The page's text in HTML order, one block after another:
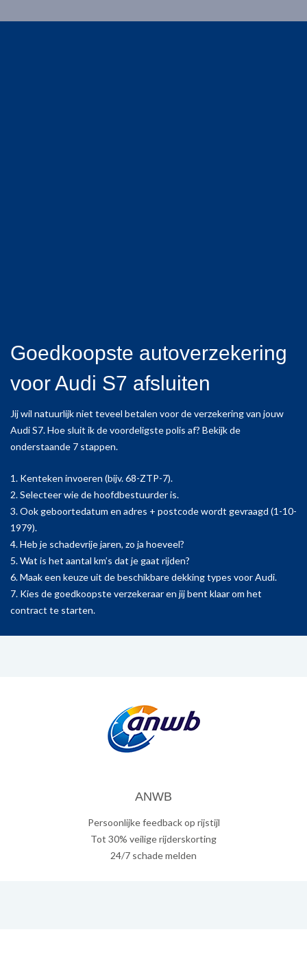
Goedkoopste autoverzekering
voor Audi S7 afsluiten
Jij wil natuurlijk niet teveel betalen voor de verzekering van jouw
Audi S7. Hoe sluit ik de voordeligste polis af? Bekijk de
onderstaande 7 stappen.
1. Kenteken invoeren (bijv. 68-ZTP-7).
2. Selecteer wie de hoofdbestuurder is.
3. Ook geboortedatum en adres + postcode wordt gevraagd (1-10-
1979).
4. Heb je schadevrije jaren, zo ja hoeveel?
5. Wat is het aantal km’s dat je gaat rijden?
6. Maak een keuze uit de beschikbare dekking types voor Audi.
7. Kies de goedkoopste verzekeraar en jij bent klaar om het
contract te starten.
ANWB
Persoonlijke feedback op rijstijl
Tot 30% veilige rijderskorting
24/7 schade melden